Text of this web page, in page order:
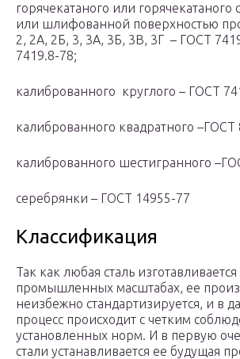
горячекатаного или горячекатаного
или шлифо­ванной поверхностью
2, 2А, 2Б, 3, 3А, 3Б, 3В, 3Г – ГОСТ
7419.8-78;
калиброванного круглого – ГОСТ
калиброванного квадратного –ГОСТ
калиброванного шестигранного
серебрянки – ГОСТ 14955-77
Классификация
Так как любая сталь изготавливается
промышленных масштабах, ее
неизбежно стандартизируется, и в
процесс происходит с четким
установленных норм. И в первую
стали устанавливается ее будущая